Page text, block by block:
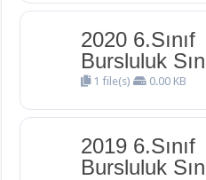
2020 6.Sınıf
Bursluluk
1 file(s) 0.00 KB
2019 6.Sınıf
Bursluluk